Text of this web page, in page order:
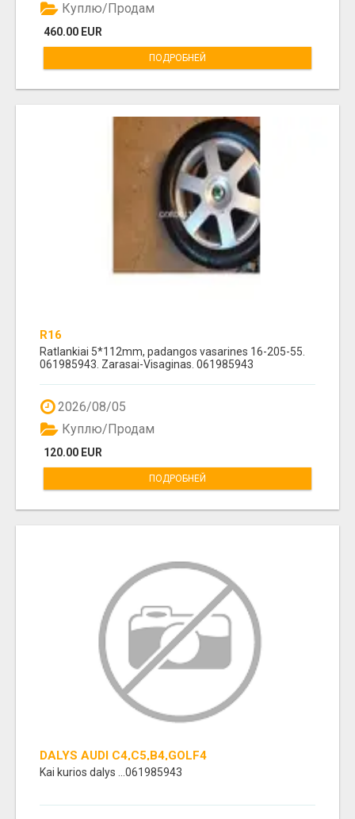
460.00 EUR
Куплю/Продам
ПОДРОБНЕЙ
R16
Ratlankiai 5*112mm, padangos vasarines 16-205-55.
061985943. Zarasai-Visaginas. 061985943
2026/08/05
120.00 EUR
Куплю/Продам
ПОДРОБНЕЙ
DALYS AUDI C4,C5,B4,GOLF4
Kai kurios dalys ...061985943